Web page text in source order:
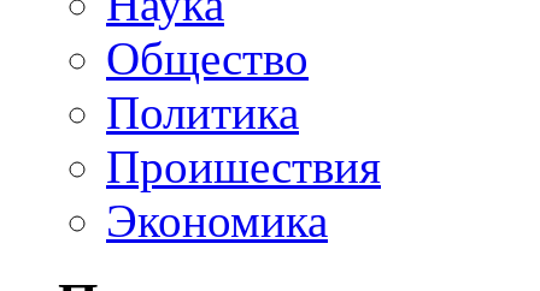
Общество
Политика
Проишествия
Экономика